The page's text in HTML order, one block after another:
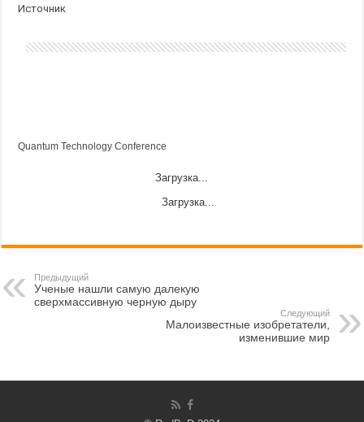
Источник
Quantum Technology Conference
Загрузка...
Загрузка...
Предыдущий
Ученые нашли самую далекую
сверхмассивную черную дыру
Следующий
Малоизвестные изобретатели,
изменившие мир